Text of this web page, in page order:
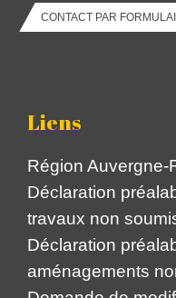
CONTACT PAR
Liens
Région Auvergne-
Déclaration
travaux non
Déclaration
aménagements